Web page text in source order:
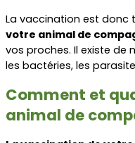
La vaccination est donc
votre animal de
vos proches. Il existe de
les bactéries, les
Comment et
animal de